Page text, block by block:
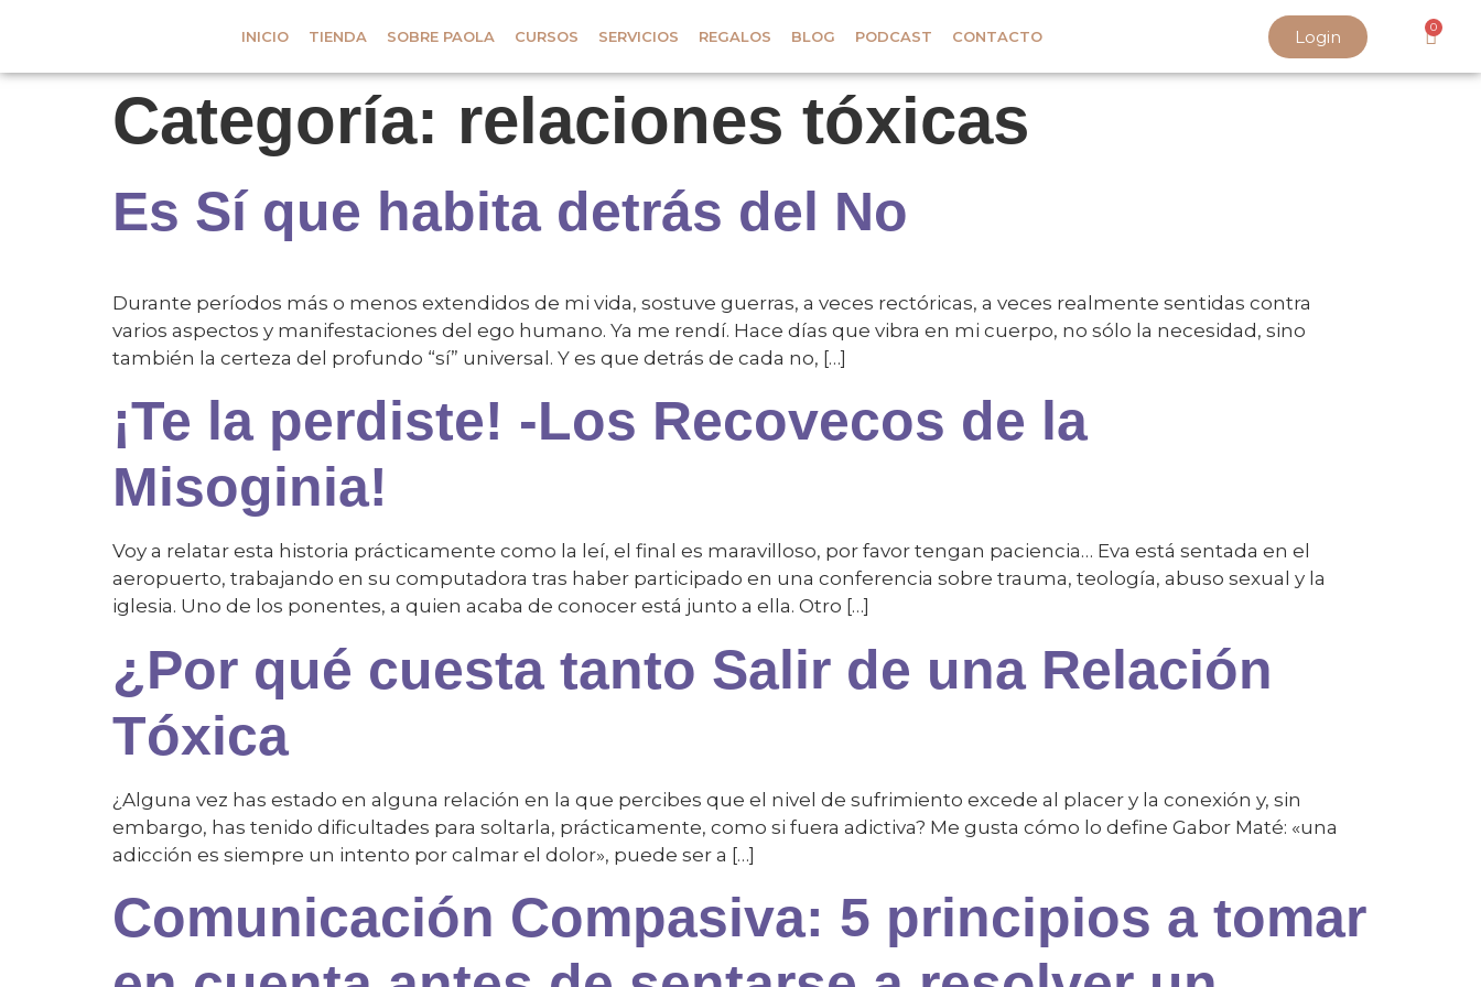
INICIO TIENDA SOBRE PAOLA CURSOS SERVICIOS REGALOS BLOG PODCAST CONTACTO Login 0
Categoría: relaciones tóxicas
Es Sí que habita detrás del No
Durante períodos más o menos extendidos de mi vida, sostuve guerras, a veces rectóricas, a veces realmente sentidas contra
varios aspectos y manifestaciones del ego humano. Ya me rendí. Hace días que vibra en mi cuerpo, no sólo la necesidad, sino
también la certeza del profundo “sí” universal. Y es que detrás de cada no, […]
¡Te la perdiste! -Los Recovecos de la
Misoginia!
Voy a relatar esta historia prácticamente como la leí, el final es maravilloso, por favor tengan paciencia… Eva está sentada en el
aeropuerto, trabajando en su computadora tras haber participado en una conferencia sobre trauma, teología, abuso sexual y la
iglesia. Uno de los ponentes, a quien acaba de conocer está junto a ella. Otro […]
¿Por qué cuesta tanto Salir de una Relación
Tóxica
¿Alguna vez has estado en alguna relación en la que percibes que el nivel de sufrimiento excede al placer y la conexión y, sin
embargo, has tenido dificultades para soltarla, prácticamente, como si fuera adictiva? Me gusta cómo lo define Gabor Maté: «una
adicción es siempre un intento por calmar el dolor», puede ser a […]
Comunicación Compasiva: 5 principios a tomar